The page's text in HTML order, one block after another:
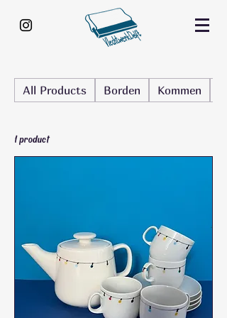
All Products Borden Kommen
1 product